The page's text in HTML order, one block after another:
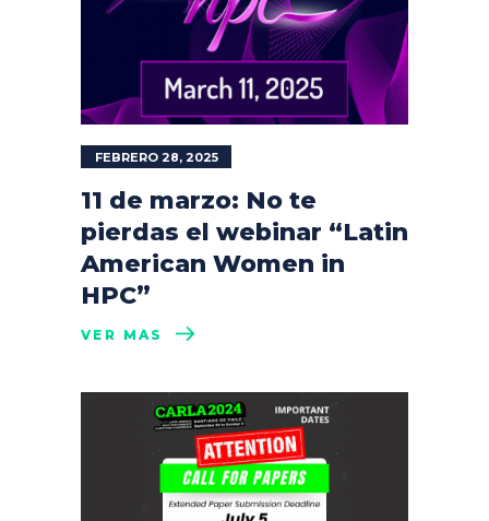
FEBRERO 28, 2025
11 de marzo: No te
pierdas el webinar “Latin
American Women in
HPC”
VER MÁS